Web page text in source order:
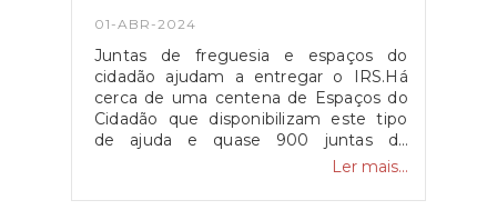
01-ABR-2024
Juntas de freguesia e espaços do
cidadão ajudam a entregar o IRS.Há
cerca de uma centena de Espaços do
Cidadão que disponibilizam este tipo
de ajuda e quase 900 juntas de
freguesia em todo o país também
contribuintes que necessitem de ajuda
Ler mais...